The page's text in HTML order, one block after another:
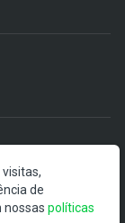
que
Nossas
de
nossas políticas